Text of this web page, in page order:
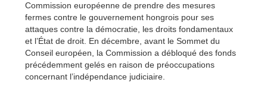
Commission européenne de prendre des mesures
fermes contre le gouvernement hongrois pour ses
attaques contre la démocratie, les droits fondamentaux
et l’État de droit. En décembre, avant le Sommet du
Conseil européen, la Commission a débloqué des fonds
précédemment gelés en raison de préoccupations
concernant l’indépendance judiciaire.